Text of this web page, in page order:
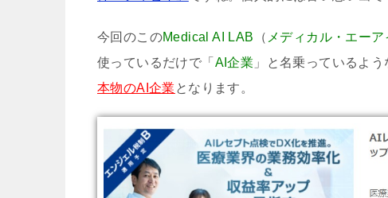
今回のこのMedical AI LAB （ メディカル・エーア
使っているだけで「 AI企業 」と名乗っているよ
本物のAI企業 となります。